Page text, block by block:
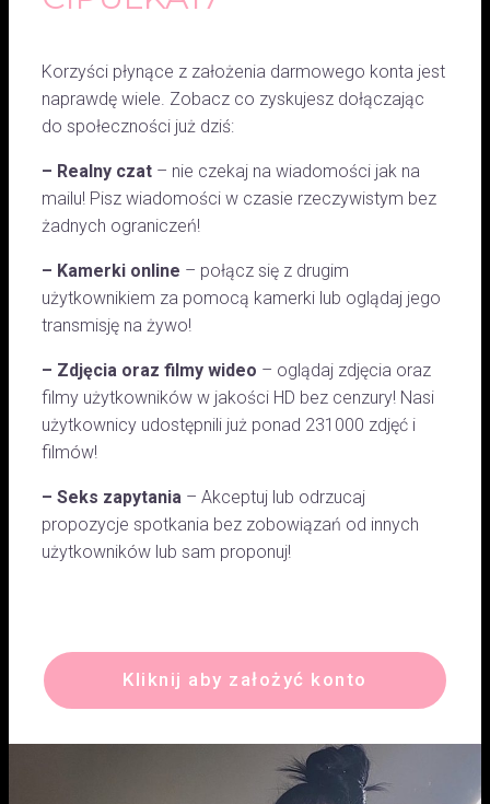
Korzyści płynące z założenia darmowego konta jest
naprawdę wiele. Zobacz co zyskujesz dołączając
do społeczności już dziś:
– Realny czat – nie czekaj na wiadomości jak na
mailu! Pisz wiadomości w czasie rzeczywistym bez
żadnych ograniczeń!
– Kamerki online – połącz się z drugim
użytkownikiem za pomocą kamerki lub oglądaj jego
transmisję na żywo!
– Zdjęcia oraz filmy wideo – oglądaj zdjęcia oraz
filmy użytkowników w jakości HD bez cenzury! Nasi
użytkownicy udostępnili już ponad 231000 zdjęć i
filmów!
– Seks zapytania – Akceptuj lub odrzucaj
propozycje spotkania bez zobowiązań od innych
użytkowników lub sam proponuj!
Kliknij aby założyć konto